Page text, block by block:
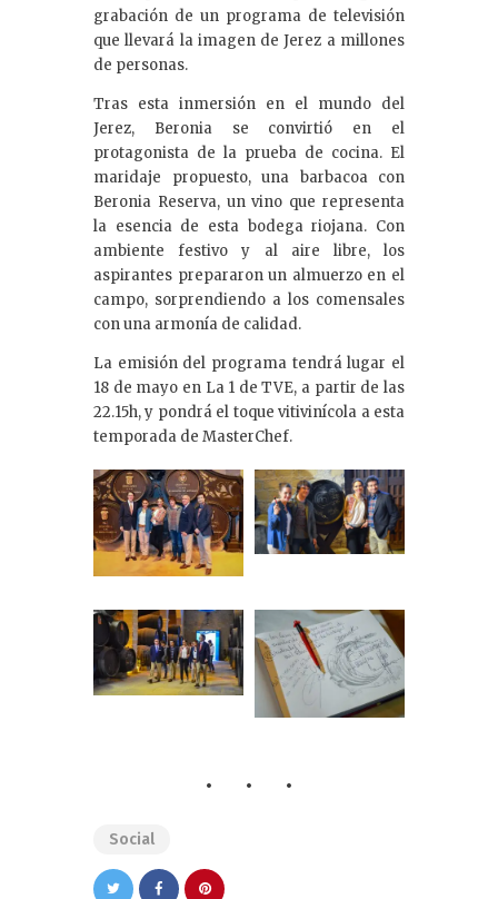
grabación de un programa de televisión
que llevará la imagen de Jerez a millones
de personas.
Tras esta inmersión en el mundo del
Jerez, Beronia se convirtió en el
protagonista de la prueba de cocina. El
maridaje propuesto, una barbacoa con
Beronia Reserva, un vino que representa
la esencia de esta bodega riojana. Con
ambiente festivo y al aire libre, los
aspirantes prepararon un almuerzo en el
campo, sorprendiendo a los comensales
con una armonía de calidad.
La emisión del programa tendrá lugar el
18 de mayo en La 1 de TVE, a partir de las
22.15h, y pondrá el toque vitivinícola a esta
temporada de MasterChef.
Social